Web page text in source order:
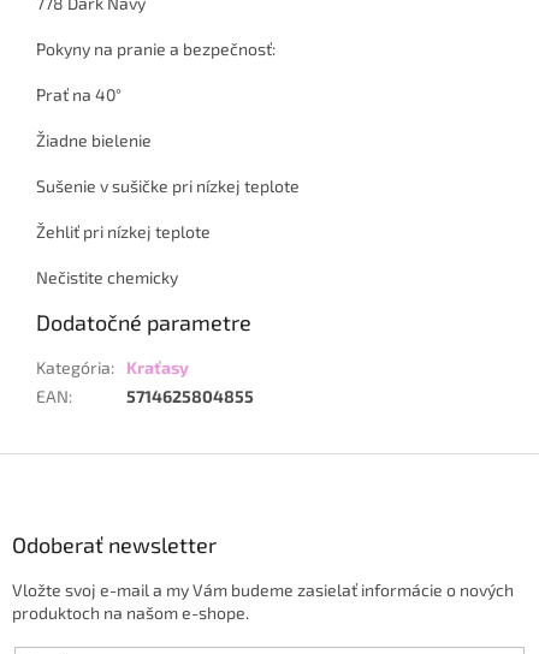
Pokyny na pranie a bezpečnosť:
Prať na 40°
Žiadne bielenie
Sušenie v sušičke pri nízkej teplote
Žehliť pri nízkej teplote
Nečistite chemicky
Dodatočné parametre
Kategória:
Kraťasy
EAN: 5714625804855
Odoberať newsletter
Vložte svoj e-mail a my Vám budeme zasielať informácie o nových
produktoch na našom e-shope.